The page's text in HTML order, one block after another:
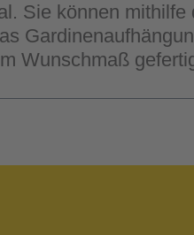
Sie können
Wunschmaß